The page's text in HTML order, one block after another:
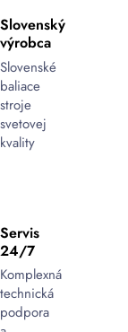
Slovenský
výrobca
Slovenské
baliace
stroje
svetovej
kvality
Servis
24/7
Komplexná
technická
podpora